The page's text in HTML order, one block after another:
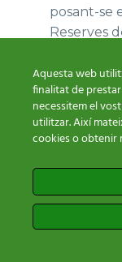
posant-se
Reserves
calror.ad
Si vol
posant-se
Reserves
VMPC a
Aquesta web
finalitat de
necessitem el
utilitzar. Així
cookies o obtenir